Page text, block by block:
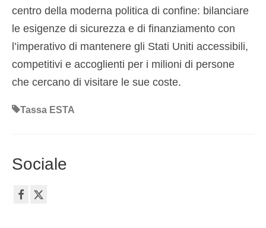
centro della moderna politica di confine: bilanciare
le esigenze di sicurezza e di finanziamento con
l’imperativo di mantenere gli Stati Uniti accessibili,
competitivi e accoglienti per i milioni di persone
che cercano di visitare le sue coste.
Tassa ESTA
Sociale